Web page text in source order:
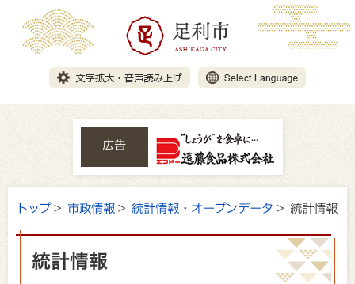
広告
トップ> 市政情報 > 統計情報・オープンデータ > 統計情報
統計情報